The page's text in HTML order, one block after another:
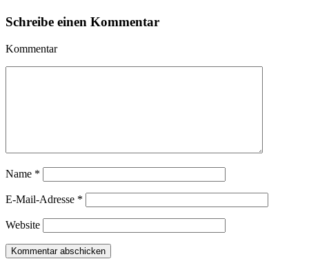
Schreibe einen Kommentar
Kommentar
Name *
E-Mail-Adresse *
Website